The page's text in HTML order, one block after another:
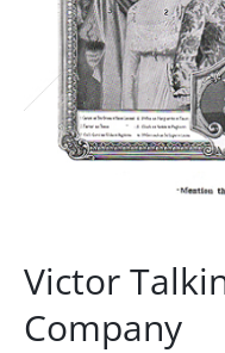
Victor
Company